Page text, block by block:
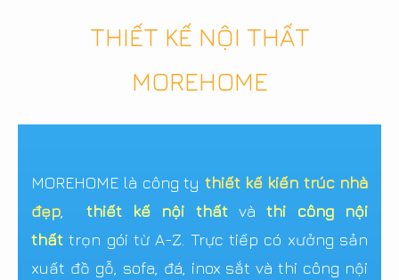
THIẾT KẾ NỘI THẤT
MOREHOME
MOREHOME là công ty thiết kế kiến trúc nhà
đẹp
thiết kế nội thấtvàthi công nội
thất trọn gói từ A-Z. Trực tiếp có xưởng sản
xuất đồ gỗ, sofa, đá, inox sắt và thi công nội